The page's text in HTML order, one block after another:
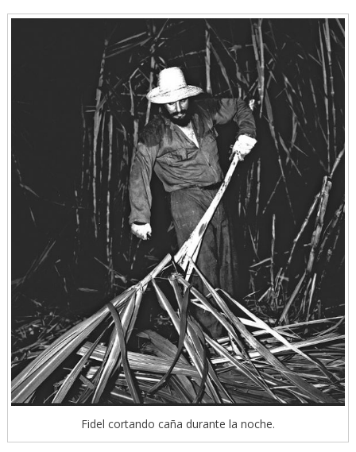
Fidel cortando caña durante la noche.